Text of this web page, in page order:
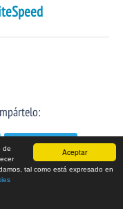
Aceptar
de
tal como está expresado en
LinkedIn